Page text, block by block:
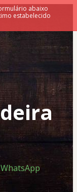
abaixo
estabelecido
WhatsApp